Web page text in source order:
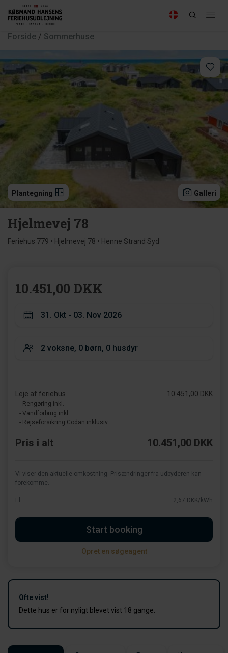
Forside / Sommerhuse
Plantegning Galleri
Hjelmevej 78
Feriehus 779 • Hjelmevej 78 • Henne Strand Syd
10.451,00 DKK
Leje af feriehus
- Rengøring inkl.
- Vandforbrug inkl.
- Rejseforsikring Codan inklusiv
10.451,00 DKK
Pris i alt 10.451,00 DKK
Vi viser den aktuelle omkostning. Prisændringer fra udbyderen kan
forekomme.
El 2,67 DKK/kWh
Start booking
Opret en søgeagent
Ofte vist!
Dette hus er for nyligt blevet vist 18 gange.